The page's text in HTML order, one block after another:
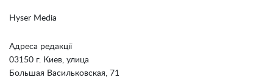
Hyser Media
Адреса редакції
03150 г. Киев, улица
Большая Васильковская, 71